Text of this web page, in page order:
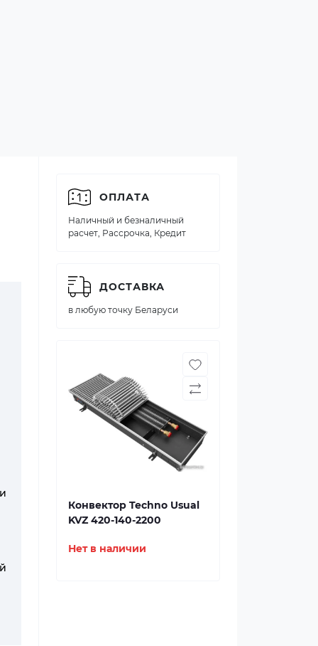
ОПЛАТА
Наличный и безналичный
расчет, Рассрочка, Кредит
ДОСТАВКА
в любую точку Беларуси
Конвектор Techno Usual
KVZ 420-140-2200
Нет в наличии